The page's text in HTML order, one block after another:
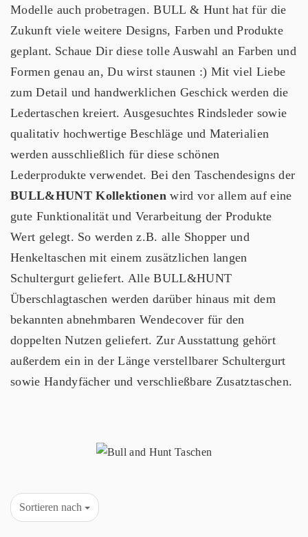
Modelle auch probetragen. BULL & Hunt hat für die
Zukunft viele weitere Designs, Farben und Produkte
geplant. Schaue Dir diese tolle Auswahl an Farben und
Formen genau an, Du wirst staunen :) Mit viel Liebe
zum Detail und handwerklichen Geschick werden die
Ledertaschen kreiert. Ausgesuchtes Rindsleder sowie
qualitativ hochwertige Beschläge und Materialien
werden ausschließlich für diese schönen
Lederprodukte verwendet. Bei den Taschendesigns der
BULL&HUNT Kollektionen wird vor allem auf eine
gute Funktionalität und Verarbeitung der Produkte
Wert gelegt. So werden z.B. alle Shopper und
Henkeltaschen mit einem zusätzlichen langen
Schultergurt geliefert. Alle BULL&HUNT
Überschlagtaschen werden darüber hinaus mit dem
bekannten abnehmbaren Wendecover für den
doppelten Nutzen geliefert. Zur Ausstattung gehört
außerdem ein in der Länge verstellbarer Schultergurt
sowie Handyfächer und verschließbare Zusatztaschen.
Sortieren nach